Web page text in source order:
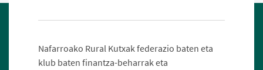
Nafarroako Rural Kutxak federazio baten eta
klub baten finantza-beharrak eta